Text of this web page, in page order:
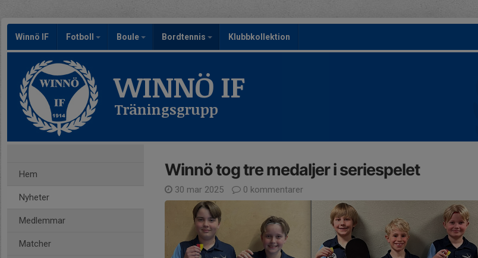
Winnö IF Fotboll Boule Bordtennis Klubbkollektion
WINNÖ IF
Träningsgrupp
Hem
Nyheter
Medlemmar
Matcher
Winnö tog tre medaljer i seriespelet
30 mar 2025 0 kommentarer